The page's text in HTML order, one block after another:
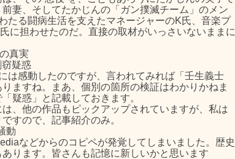
妻、そしてたかじんの「ガン撲滅チーム」のメン
たる闘病生活を支えたマネージャーのK氏、音楽プ
に担わせたのだ。直接の取材がいっさいないままに
真実
疑惑
は感動したのですが、言われてみれば「壬生義士
ますね。まあ、個別の箇所の検証はわかりかねま
疑惑」と記載しておきます。
、他の作品もピックアップされていますが、私は
すので、記事紹介のみ。
動
などからのコピペが発覚してしまいました。歴史
ります。皆さんも記憶に新しいかと思います